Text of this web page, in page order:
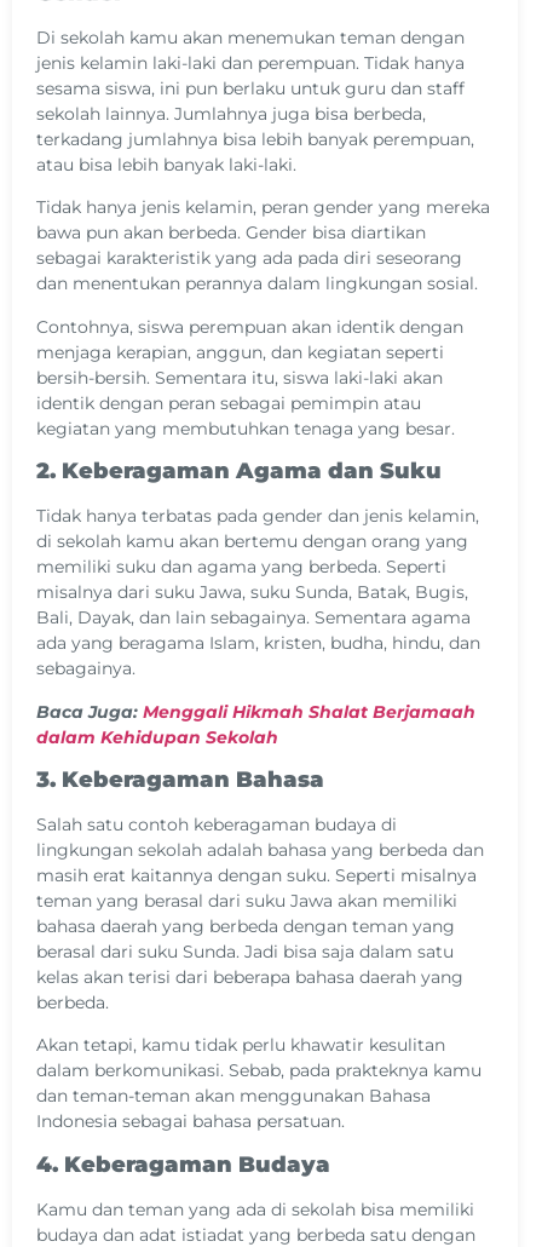
Di sekolah kamu akan menemukan teman dengan
jenis kelamin laki-laki dan perempuan. Tidak hanya
sesama siswa, ini pun berlaku untuk guru dan staff
sekolah lainnya. Jumlahnya juga bisa berbeda,
terkadang jumlahnya bisa lebih banyak perempuan,
atau bisa lebih banyak laki-laki.
Tidak hanya jenis kelamin, peran gender yang mereka
bawa pun akan berbeda. Gender bisa diartikan
sebagai karakteristik yang ada pada diri seseorang
dan menentukan perannya dalam lingkungan sosial.
Contohnya, siswa perempuan akan identik dengan
menjaga kerapian, anggun, dan kegiatan seperti
bersih-bersih. Sementara itu, siswa laki-laki akan
identik dengan peran sebagai pemimpin atau
kegiatan yang membutuhkan tenaga yang besar.
2. Keberagaman Agama dan Suku
Tidak hanya terbatas pada gender dan jenis kelamin,
di sekolah kamu akan bertemu dengan orang yang
memiliki suku dan agama yang berbeda. Seperti
misalnya dari suku Jawa, suku Sunda, Batak, Bugis,
Bali, Dayak, dan lain sebagainya. Sementara agama
ada yang beragama Islam, kristen, budha, hindu, dan
sebagainya.
Baca Juga: Menggali Hikmah Shalat Berjamaah
dalam Kehidupan Sekolah
3. Keberagaman Bahasa
Salah satu contoh keberagaman budaya di
lingkungan sekolah adalah bahasa yang berbeda dan
masih erat kaitannya dengan suku. Seperti misalnya
teman yang berasal dari suku Jawa akan memiliki
bahasa daerah yang berbeda dengan teman yang
berasal dari suku Sunda. Jadi bisa saja dalam satu
kelas akan terisi dari beberapa bahasa daerah yang
berbeda.
Akan tetapi, kamu tidak perlu khawatir kesulitan
dalam berkomunikasi. Sebab, pada prakteknya kamu
dan teman-teman akan menggunakan Bahasa
Indonesia sebagai bahasa persatuan.
4. Keberagaman Budaya
Kamu dan teman yang ada di sekolah bisa memiliki
budaya dan adat istiadat yang berbeda satu dengan